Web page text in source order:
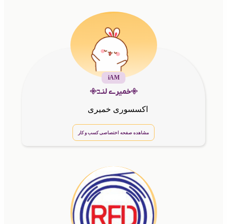
iAM
𖧷خمیرے لنـב𖧷
اکسسوری خمیری
مشاهده صفحه اختصاصی کسب و کار